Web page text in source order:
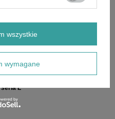
seria L
wymagane
wszystkie